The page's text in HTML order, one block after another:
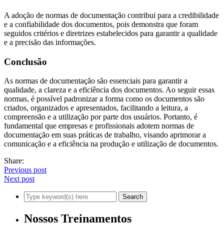
A adoção de normas de documentação contribui para a credibilidade
e a confiabilidade dos documentos, pois demonstra que foram
seguidos critérios e diretrizes estabelecidos para garantir a qualidade
e a precisão das informações.
Conclusão
As normas de documentação são essenciais para garantir a
qualidade, a clareza e a eficiência dos documentos. Ao seguir essas
normas, é possível padronizar a forma como os documentos são
criados, organizados e apresentados, facilitando a leitura, a
compreensão e a utilização por parte dos usuários. Portanto, é
fundamental que empresas e profissionais adotem normas de
documentação em suas práticas de trabalho, visando aprimorar a
comunicação e a eficiência na produção e utilização de documentos.
Share:
Previous post
Next post
Nossos Treinamentos